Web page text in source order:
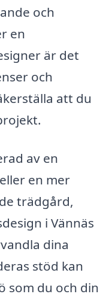
och
en
är det
och
att du
av en
en mer
trädgård,
i Vännäs
dina
stöd kan
som du och din